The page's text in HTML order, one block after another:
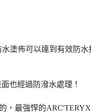
塗佈可以達到有效防
也經過防潑水處理！
，最強悍的